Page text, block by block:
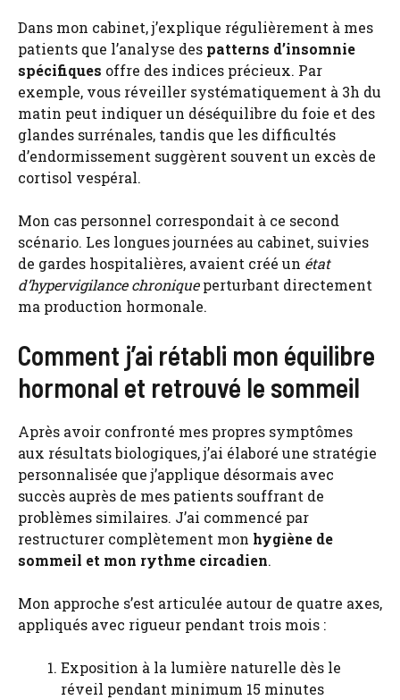
Dans mon cabinet, j’explique régulièrement à mes
patients que l’analyse des patterns d’insomnie
spécifiques offre des indices précieux. Par
exemple, vous réveiller systématiquement à 3h du
matin peut indiquer un déséquilibre du foie et des
glandes surrénales, tandis que les difficultés
d’endormissement suggèrent souvent un excès de
cortisol vespéral.
Mon cas personnel correspondait à ce second
scénario. Les longues journées au cabinet, suivies
de gardes hospitalières, avaient créé un état
d’hypervigilance chroniqueperturbant directement
ma production hormonale.
Comment j’ai rétabli mon équilibre
hormonal et retrouvé le sommeil
Après avoir confronté mes propres symptômes
aux résultats biologiques, j’ai élaboré une stratégie
personnalisée que j’applique désormais avec
succès auprès de mes patients souffrant de
problèmes similaires. J’ai commencé par
restructurer complètement mon hygiène de
sommeil et mon rythme circadien.
Mon approche s’est articulée autour de quatre axes,
appliqués avec rigueur pendant trois mois :
Exposition à la lumière naturelle dès le
réveil pendant minimum 15 minutes